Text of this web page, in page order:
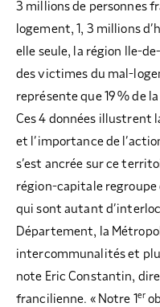
3 millions de personnes
logement, 1, 3 millions
elle seule, la région Ile-
des victimes du mal-
représente que 19 % de
Ces 4 données illustrent
et l’importance de
s’est ancrée sur ce
région-capitale regroupe
qui sont autant
Département, la
intercommunalités et
note Eric Constantin,
francilienne. « Notre 1er